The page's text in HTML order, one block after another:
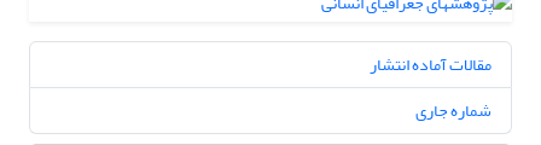
مقالات آماده انتشار
شماره جاری